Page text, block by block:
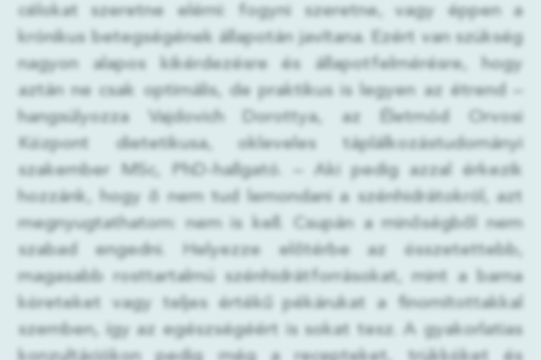
célokat szeretne elérni: fogyni szeretne, vagy éppen a
krónikus betegségének állapotán javítana. Ezért van szükség
nagyon alapos kikérdezésre és állapotfelmérésre, hogy
aztán ne csak optimális, de praktikus is legyen az étrend –
hangsúlyozza Vajdovich Dorottya, az Életmód Orvosi
Központ dietetikusa, okleveles táplálkozástudományi
szakember MSc, PhD-hallgató. – Aki pedig azzal érkezik
hozzánk, hogy ő nem tud lemondani a szénhidrátokról, azt
megnyugtathatom: nem is kell. Csupán a minőségből nem
szabad engedni. Helyezze előtérbe az összetettebb,
magasabb rosttartalmú szénhidrátforrásokat, mint a barna
köreteket vagy teljes értékű pékárukat a finomítottakkal
szemben, így az egészségéért is sokat tesz. A gyakorlatias